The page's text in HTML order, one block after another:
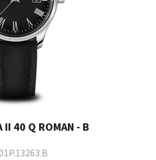
II 40 Q ROMAN - B